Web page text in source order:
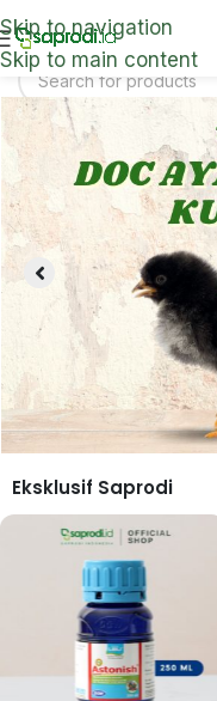
Skip to navigation
Skip to main content
Eksklusif Saprodi